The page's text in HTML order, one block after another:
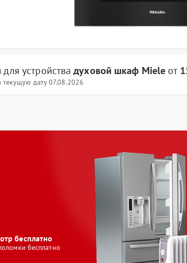
для устройствадуховой шкаф Miele от
текущую дату 07.08.2026
бесплатно
бесплатно